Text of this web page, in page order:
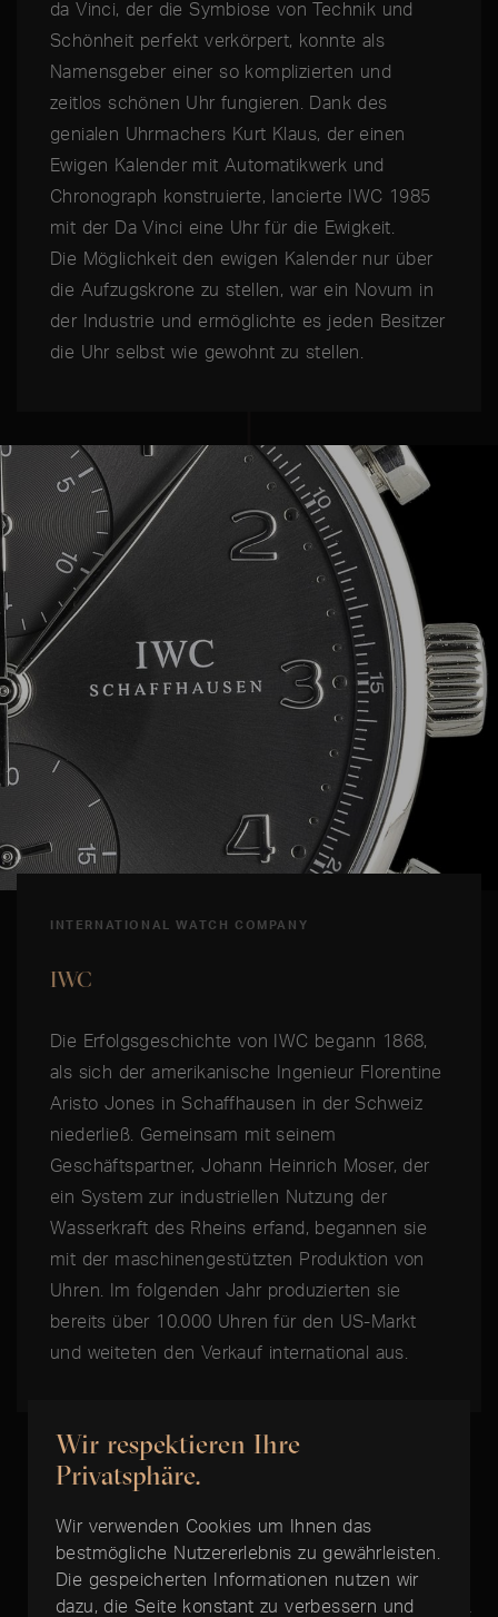
da Vinci, der die Symbiose von Technik und
Schönheit perfekt verkörpert, konnte als
Namensgeber einer so komplizierten und
zeitlos schönen Uhr fungieren. Dank des
genialen Uhrmachers Kurt Klaus, der einen
Ewigen Kalender mit Automatikwerk und
Chronograph konstruierte, lancierte IWC 1985
mit der Da Vinci eine Uhr für die Ewigkeit.
Die Möglichkeit den ewigen Kalender nur über
die Aufzugskrone zu stellen, war ein Novum in
der Industrie und ermöglichte es jeden Besitzer
die Uhr selbst wie gewohnt zu stellen.
INTERNATIONAL WATCH COMPANY
IWC
Die Erfolgsgeschichte von IWC begann 1868,
als sich der amerikanische Ingenieur Florentine
Aristo Jones in Schaffhausen in der Schweiz
niederließ. Gemeinsam mit seinem
Geschäftspartner, Johann Heinrich Moser, der
ein System zur industriellen Nutzung der
Wasserkraft des Rheins erfand, begannen sie
mit der maschinengestützten Produktion von
Uhren. Im folgenden Jahr produzierten sie
bereits über 10.000 Uhren für den US-Markt
und weiteten den Verkauf international aus.
DIE BESTE ZEIT IST JETZT:
IWC Da Vinci Chronograph
Wir respektieren Ihre
Privatsphäre.
Wir verwenden Cookies um Ihnen das
bestmögliche Nutzererlebnis zu gewährleisten.
Die gespeicherten Informationen nutzen wir
dazu, die Seite konstant zu verbessern und